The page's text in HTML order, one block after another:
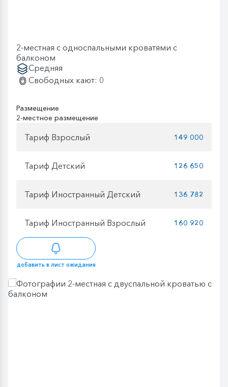
2-местная с односпальными кроватями с
балконом
Средняя
Свободных кают: 0
Размещение
2-местное размещение
Тариф Взрослый 149 000
Тариф Детский 126 650
Тариф Иностранный Детский 136 782
Тариф Иностранный Взрослый 160 920
добавить в лист ожидания